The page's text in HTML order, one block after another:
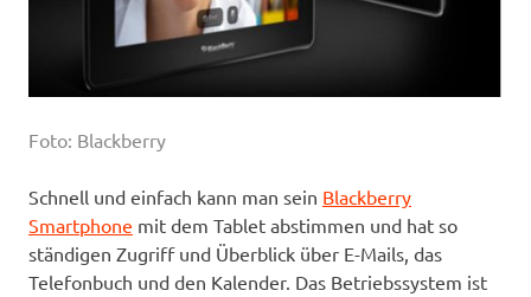
Foto: Blackberry
Schnell und einfach kann man sein Blackberry
Smartphone mit dem Tablet abstimmen und hat so
ständigen Zugriff und Überblick über E-Mails, das
Telefonbuch und den Kalender. Das Betriebssystem ist